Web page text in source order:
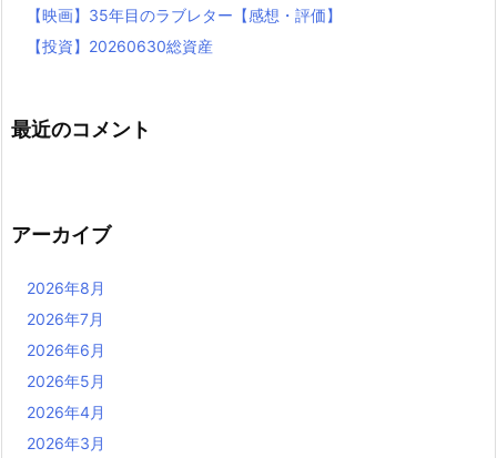
【映画】35年目のラブレター【感想・評価】
【投資】20260630総資産
最近のコメント
アーカイブ
2026年8月
2026年7月
2026年6月
2026年5月
2026年4月
2026年3月